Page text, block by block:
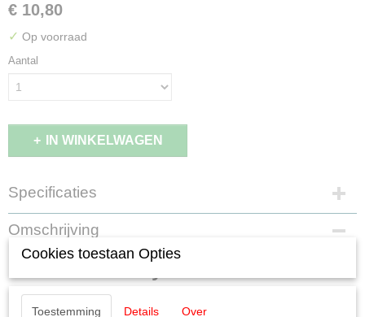
€ 10,80
✓ Op voorraad
Aantal
IN WINKELWAGEN
Specificaties
EAN code
4007246165094
Productcode leverancier
Schaal
H0 (1:87)
Omschrijving
„Kleiderkauf“
Cookies toestaan Opties
Toestemming Details Over